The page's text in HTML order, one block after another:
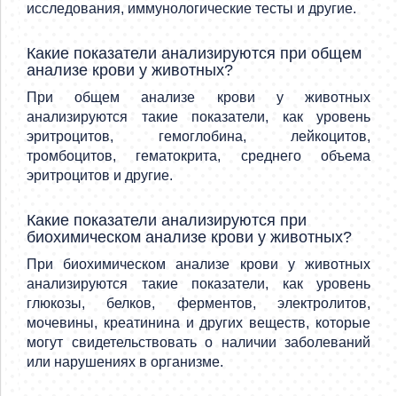
исследования, иммунологические тесты и другие.
Какие показатели анализируются при общем
анализе крови у животных?
При общем анализе крови у животных
анализируются такие показатели, как уровень
эритроцитов, гемоглобина, лейкоцитов,
тромбоцитов, гематокрита, среднего объема
эритроцитов и другие.
Какие показатели анализируются при
биохимическом анализе крови у животных?
При биохимическом анализе крови у животных
анализируются такие показатели, как уровень
глюкозы, белков, ферментов, электролитов,
мочевины, креатинина и других веществ, которые
могут свидетельствовать о наличии заболеваний
или нарушениях в организме.